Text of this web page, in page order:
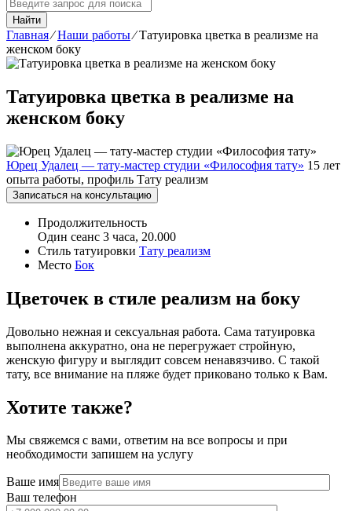
Найти
Главная⁄Наши работы⁄Татуировка цветка в реализме на
женском боку
Татуировка цветка в реализме на
женском боку
Юрец Удалец — тату-мастер студии «Философия тату» 15 лет
опыта работы, профиль Тату реализм
Записаться на консультацию
Продолжительность
Один сеанс 3 часа, 20.000
Стиль татуировки Тату реализм
Место Бок
Цветочек в стиле реализм на боку
Довольно нежная и сексуальная работа. Сама татуировка
выполнена аккуратно, она не перегружает стройную,
женскую фигуру и выглядит совсем ненавязчиво. С такой
тату, все внимание на пляже будет приковано только к Вам.
Хотите также?
Мы свяжемся с вами, ответим на все вопросы и при
необходимости запишем на услугу
Ваше имя
Ваш телефон